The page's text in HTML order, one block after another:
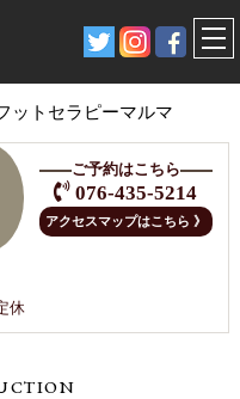
ットセラピーマルマ
ご予約はこちら
076-435-5214
アクセスマップはこちら 》
休